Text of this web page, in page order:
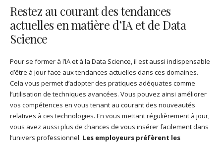
Restez au courant des tendances
actuelles en matière d’IA et de Data
Science
Pour se former à l’IA et à la Data Science, il est aussi indispensable
d’être à jour face aux tendances actuelles dans ces domaines.
Cela vous permet d’adopter des pratiques adéquates comme
l’utilisation de techniques avancées. Vous pouvez ainsi améliorer
vos compétences en vous tenant au courant des nouveautés
relatives à ces technologies. En vous mettant régulièrement à jour,
vous avez aussi plus de chances de vous insérer facilement dans
l’univers professionnel. Les employeurs préfèrent les